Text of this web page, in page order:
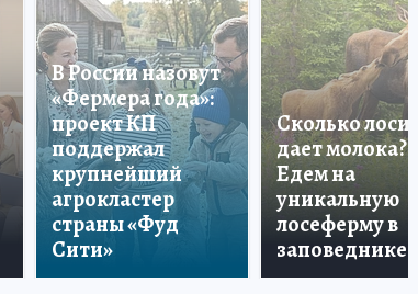
В России назовут
«Фермера года»:
проект КП
поддержал
крупнейший
агрокластер
страны «Фуд
Сити»
Сколько
дает молока?
Едем на
уникальную
лосеферму в
заповеднике!